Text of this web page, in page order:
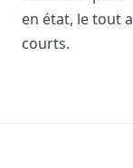
en état, le tout
courts.